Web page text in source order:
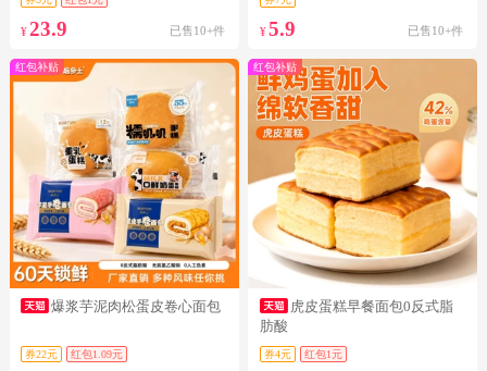
¥ 23.9 已售10+件 ¥5.9 已售10+件
红包补贴
爆浆芋泥肉松蛋皮卷心面包
券22元 红包1.09元
红包补贴
虎皮蛋糕早餐面包0反式脂
肪酸
券4元 红包1元